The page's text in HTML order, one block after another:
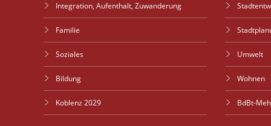
Integration, Aufenthalt, Zuwanderung
Familie
Soziales
Bildung
Koblenz 2029
Umwelt
Wohnen
BdBt-